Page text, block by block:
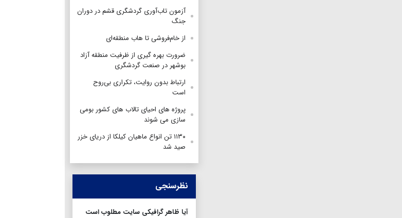
آزمون تاب‌آوری گردشگری قشم در دوران
جنگ
از خام‌فروشی تا هاب منطقه‌ای
ضرورت بهره گیری از ظرفیت منطقه آزاد
بوشهر در صنعت گردشگری
ارتباط بدون روایت، تکراری بی‌روح
است
پروژه های احیای تالاب های کشور بومی
سازی می شوند
۱۱۳۰ تن انواع ماهیان کیلکا از دریای خزر
صید شد
نظرسنجی
آیا ظاهر گرافیکی سایت مطلوب است